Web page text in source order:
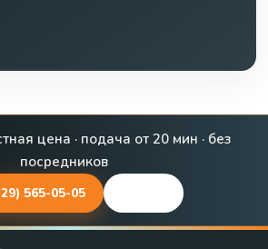
цена · подача от 20 мин · без
посредников
565-05-05